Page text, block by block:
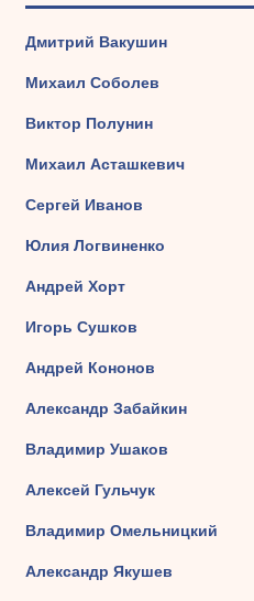
Дмитрий Вакушин
Михаил Соболев
Виктор Полунин
Михаил Асташкевич
Сергей Иванов
Юлия Логвиненко
Андрей Хорт
Игорь Сушков
Андрей Кононов
Александр Забайкин
Владимир Ушаков
Алексей Гульчук
Владимир Омельницкий
Александр Якушев